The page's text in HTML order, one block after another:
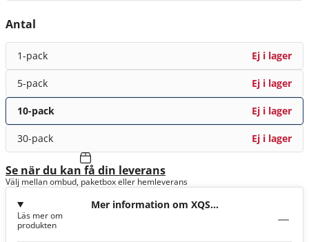
Antal
1-pack Ej i lager
5-pack Ej i lager
10-pack Ej i lager
30-pack Ej i lager
Se när du kan få din leverans
Välj mellan ombud, paketbox eller hemleverans
Mer information om XQS
Läs mer om
produkten